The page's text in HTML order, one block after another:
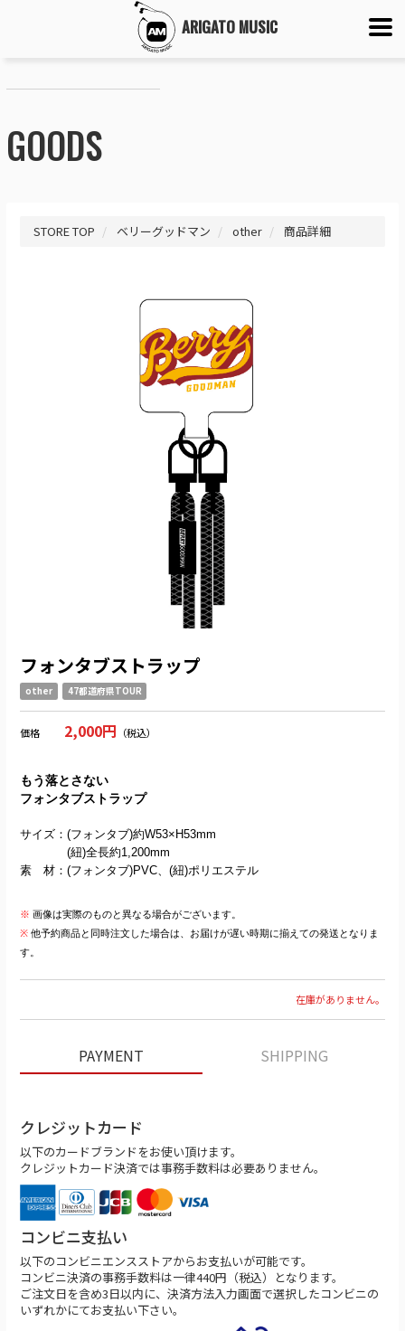
ARIGATO MUSIC
GOODS
STORE TOP ベリーグッドマン other 商品詳細
フォンタブストラップ
other 47都道府県TOUR
価格 2,000円 （税込）
もう落とさない
フォンタブストラップ​
サイズ：(フォンタブ)約W53×H53mm
(紐)全長約1,200mm
素 材：(フォンタブ)PVC、(紐)ポリエステル
※ 画像は実際のものと異なる場合がございます。
※ 他予約商品と同時注文した場合は、お届けが遅い時期に揃えての発送となりま
す。
在庫がありません。
PAYMENT SHIPPING
クレジットカード
以下のカードブランドをお使い頂けます。
クレジットカード決済では事務手数料は必要ありません。
コンビニ支払い
以下のコンビニエンスストアからお支払いが可能です。
コンビニ決済の事務手数料は一律440円（税込）となります。
ご注文日を含め3日以内に、決済方法入力画面で選択したコンビニの
いずれかにてお支払い下さい。